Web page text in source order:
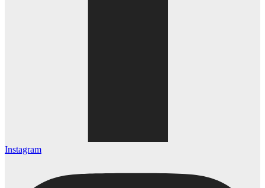
Instagram